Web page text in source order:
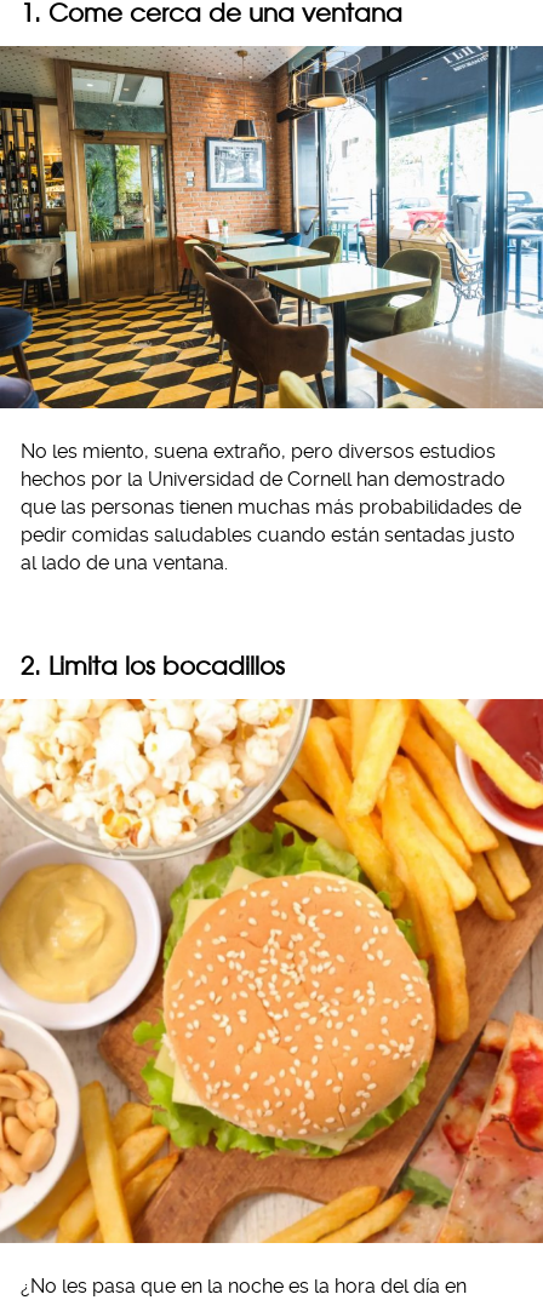
1. Come cerca de una ventana
No les miento, suena extraño, pero diversos estudios
hechos por la Universidad de Cornell han demostrado
que las personas tienen muchas más probabilidades de
pedir comidas saludables cuando están sentadas justo
al lado de una ventana.
2. Limita los bocadillos
¿No les pasa que en la noche es la hora del día en